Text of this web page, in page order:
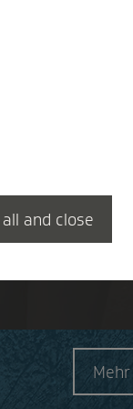
über Ihre
and close